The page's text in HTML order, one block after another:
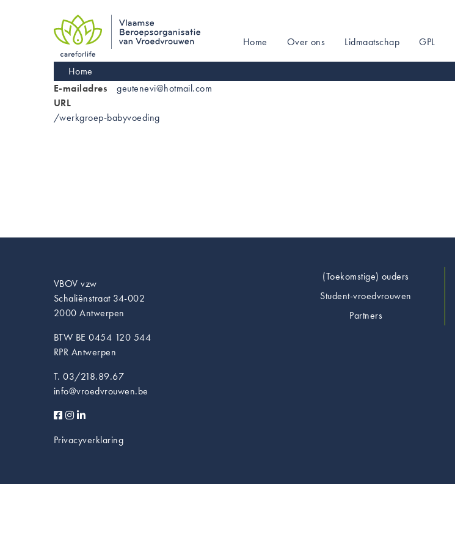
Main
navigation
Home Over ons Lidmaatschap GPL
Kruimelpad
Home
E-mailadres
geutenevi@hotmail.com
URL
/werkgroep-babyvoeding
VBOV vzw
Schaliënstraat 34-002
2000 Antwerpen
BTW BE 0454 120 544
RPR Antwerpen
T. 03/218.89.67
info@vroedvrouwen.be
Privacyverklaring
Footer(Toekomstige) ouders
Student-vroedvrouwen
Partners